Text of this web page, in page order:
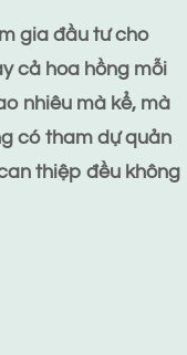
gia đầu tư cho
cả hoa hồng mỗi
nhiêu mà kể, mà
có tham dự quản
thiệp đều không